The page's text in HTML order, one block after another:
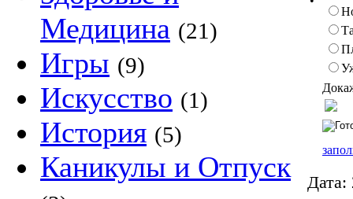
Медицина (21)
Игры (9)
Искусство (1)
История (5)
Каникулы и Отпуск Дата: